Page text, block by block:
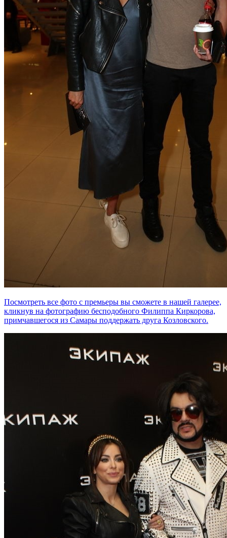
Посмотреть все фото с премьеры вы сможете в нашей галерее,
кликнув на фотографию бесподобного Филиппа Киркорова,
примчавшегося из Самары поддержать друга Козловского.